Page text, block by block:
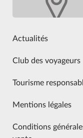
Actualités
Club des voyageurs
Tourisme
Mentions légales
Conditions